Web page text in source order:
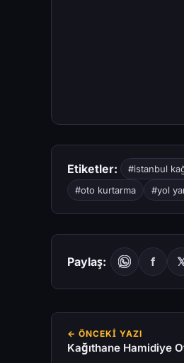
Etiketler: #istanbul
#oto kurtarma
#yol
Paylaş: f
← ÖNCEKI YAZI
Kağıthane Hamidiye